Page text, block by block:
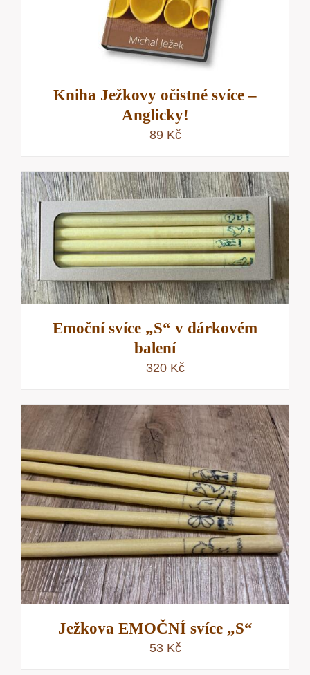
Kniha Ježkovy očistné svíce –
Anglicky!
89 Kč
Emoční svíce „S“ v dárkovém
balení
320 Kč
Ježkova EMOČNÍ svíce „S“
53 Kč